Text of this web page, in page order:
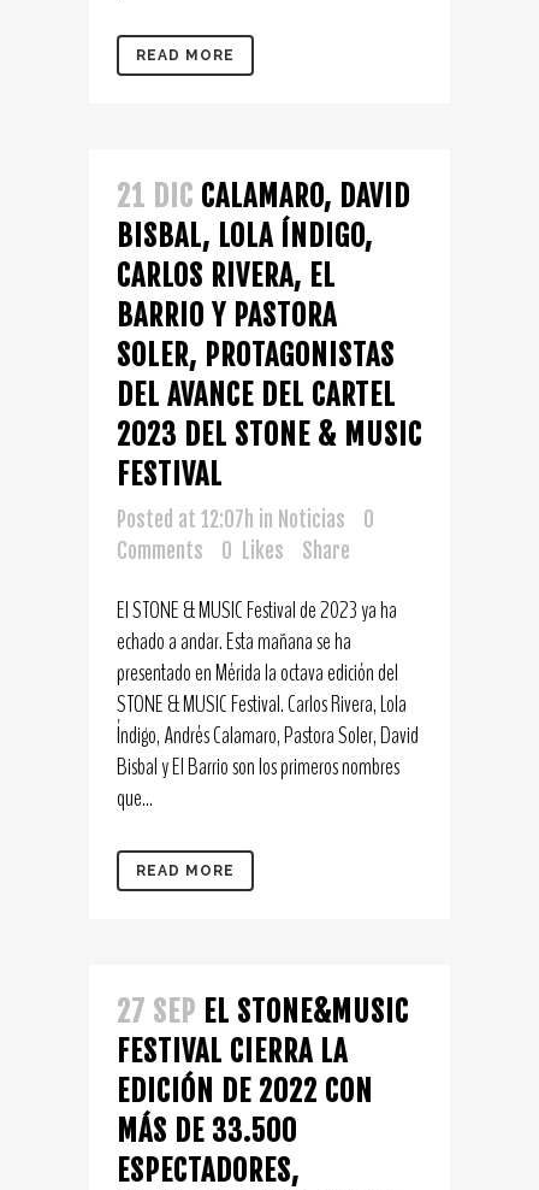
READ MORE
21 DIC CALAMARO, DAVID
BISBAL, LOLA ÍNDIGO,
CARLOS RIVERA, EL
BARRIO Y PASTORA
SOLER, PROTAGONISTAS
DEL AVANCE DEL CARTEL
2023 DEL STONE & MUSIC
FESTIVAL
Posted at 12:07h in Noticias
0
Comments
0 Likes Share
El STONE & MUSIC Festival de 2023 ya ha
echado a andar. Esta mañana se ha
presentado en Mérida la octava edición del
STONE & MUSIC Festival. Carlos Rivera, Lola
Índigo, Andrés Calamaro, Pastora Soler, David
Bisbal y El Barrio son los primeros nombres
que...
READ MORE
27 SEP EL STONE&MUSIC
FESTIVAL CIERRA LA
EDICIÓN DE 2022 CON
MÁS DE 33.500
ESPECTADORES,